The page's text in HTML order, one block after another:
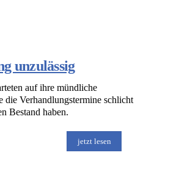
unzulässig
auf ihre mündliche
die Verhandlungstermine schlicht
Bestand haben.
jetzt lesen